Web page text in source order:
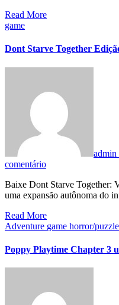
Read More
game
Dont Starve Together
admin
comentário
Baixe Dont Starve Together: Visão Geral Dont Starve Together é
uma expansão autônoma do
Read More
Adventure game horror/
Poppy Playtime Chapter 3